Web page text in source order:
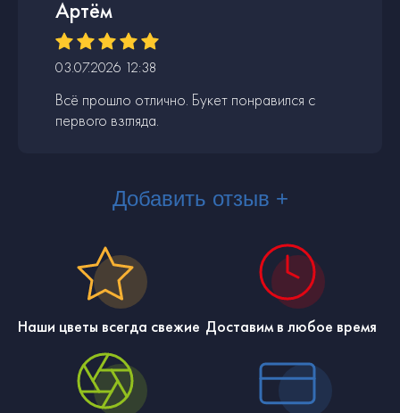
Артём
03.07.2026 12:38
Всё прошло отлично. Букет понравился с
первого взгляда.
Добавить отзыв +
Наши цветы всегда свежие Доставим в любое время